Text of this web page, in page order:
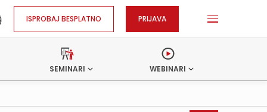
ISPROBAJ BESPLATNO PRIJAVA
SEMINARI WEBINARI